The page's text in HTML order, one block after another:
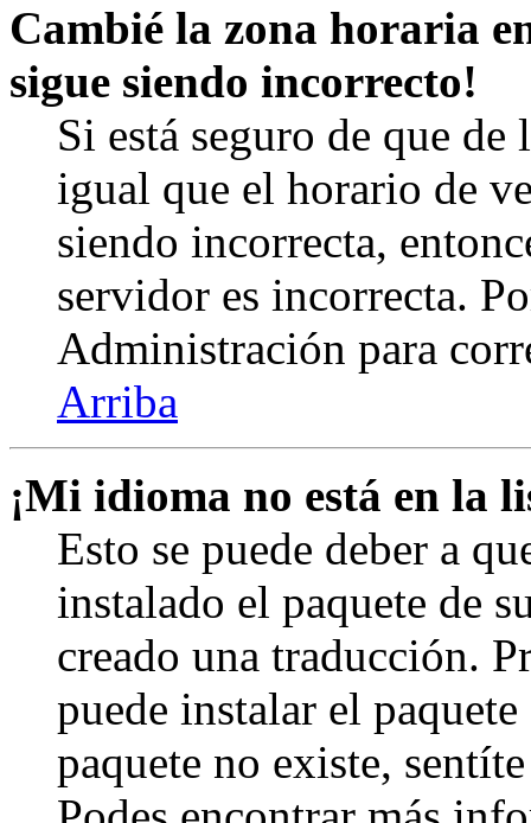
Cambié la zona horaria
sigue siendo incorrecto!
Si está seguro de que
igual que el horario de
siendo incorrecta,
servidor es incorrecta.
Administración para
Arriba
¡Mi idioma no está en la
Esto se puede deber a
instalado el paquete de
creado una traducción.
puede instalar el
paquete no existe,